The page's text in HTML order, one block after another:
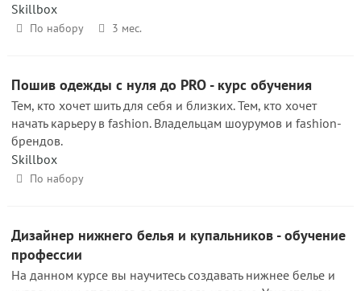
Skillbox
По набору 3 мес.
Пошив одежды с нуля до PRO - курс обучения
Тем, кто хочет шить для себя и близких. Тем, кто хочет
начать карьеру в fashion. Владельцам шоурумов и fashion-
брендов.
Skillbox
По набору
Дизайнер нижнего белья и купальников - обучение
профессии
На данном курсе вы научитесь создавать нижнее белье и